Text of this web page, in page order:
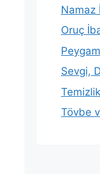
Namaz
Oruç
Sevgi,
Temizlik
Tövbe